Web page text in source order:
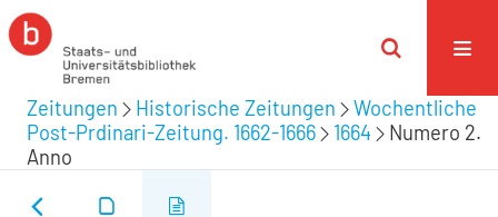
Zeitungen Historische Zeitungen
Wochentliche
Post-Prdinari-Zeitung. 1662-1666
1664
Numero 2.
Anno